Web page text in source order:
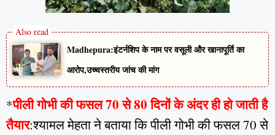
Madhepura:इंटर्नशिप के नाम पर वसूली और खानापूर्ति का
आरोप,उच्चस्तरीय जांच की मांग
*पीली गोभी की फसल 70 से 80 दिनों के अंदर ही हो जाती है
तैयार:श्यामल मेहता ने बताया कि पीली गोभी की फसल 70 से